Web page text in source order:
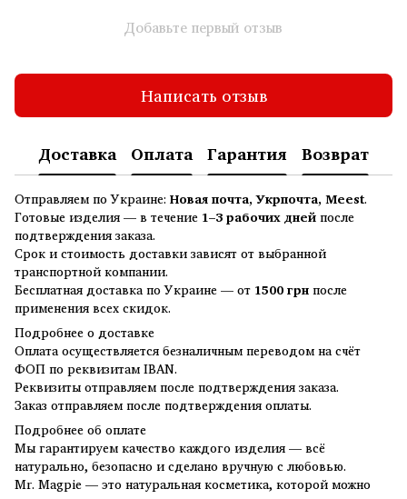
Добавьте первый отзыв
Написать отзыв
Доставка Оплата Гарантия Возврат
Отправляем по Украине: Новая почта, Укрпочта, Meest.
Готовые изделия — в течение 1–3 рабочих днейпосле
подтверждения заказа.
Срок и стоимость доставки зависят от выбранной
транспортной компании.
Бесплатная доставка по Украине — от 1500 грнпосле
применения всех скидок.
Подробнее о доставке
Оплата осуществляется безналичным переводом на счёт
ФОП по реквизитам IBAN.
Реквизиты отправляем после подтверждения заказа.
Заказ отправляем после подтверждения оплаты.
Подробнее об оплате
Мы гарантируем качество каждого изделия — всё
натурально, безопасно и сделано вручную с любовью.
Mr. Magpie — это натуральная косметика, которой можно